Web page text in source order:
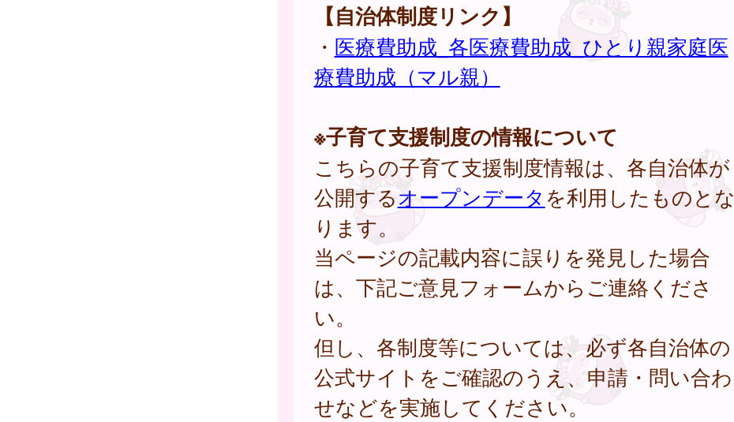
【自治体制度リンク】
・ 医療費助成_各医療費助成_ひとり親家庭医
療費助成（マル親）
※子育て支援制度の情報について
こちらの子育て支援制度情報は、各自治体が
公開するオープンデータ を利用したものとな
ります。
当ページの記載内容に誤りを発見した場合
は、下記ご意見フォームからご連絡くださ
い。
但し、各制度等については、必ず各自治体の
公式サイトをご確認のうえ、申請・問い合わ
せなどを実施してください。